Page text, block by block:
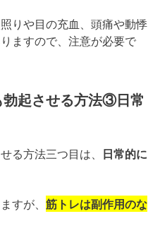
りや目の充血、頭痛や動悸
ますので、注意が必要で
起させる方法③日常
る方法三つ目は、 日常的に
すが、 筋トレは副作用のな